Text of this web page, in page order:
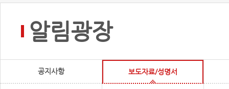
알림광장
공지사항 보도자료/성명서